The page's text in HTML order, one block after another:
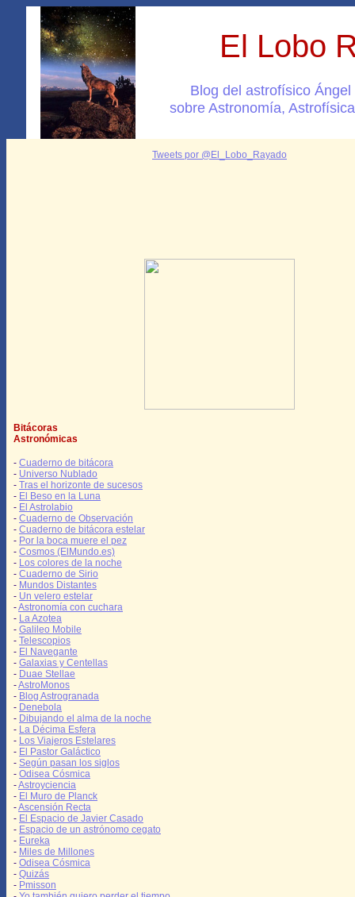
El Lobo
Blog del astrofísico
sobre Astronomía,
Tweets por @El_Lobo_Rayado
Bitácoras
Astronómicas
- Cuaderno de bitácora
- Universo Nublado
- Tras el horizonte de sucesos
- El Beso en la Luna
- El Astrolabio
- Cuaderno de Observación
- Cuaderno de bitácora estelar
- Por la boca muere el pez
- Cosmos (ElMundo.es)
- Los colores de la noche
- Cuaderno de Sirio
- Mundos Distantes
- Un velero estelar
-Astronomía con cuchara
- La Azotea
- Galileo Mobile
- Telescopios
- El Navegante
- Galaxias y Centellas
- Duae Stellae
-AstroMonos
- Blog Astrogranada
- Denebola
- Dibujando el alma de la noche
- La Décima Esfera
- Los Viajeros Estelares
- El Pastor Galáctico
- Según pasan los siglos
- Odisea Cósmica
-Astroyciencia
- El Muro de Planck
-Ascensión Recta
- El Espacio de Javier Casado
- Espacio de un astrónomo cegato
- Eureka
- Miles de Millones
- Odisea Cósmica
- Quizás
- Pmisson